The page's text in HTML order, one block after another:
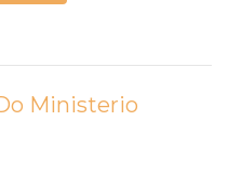
Ministerio